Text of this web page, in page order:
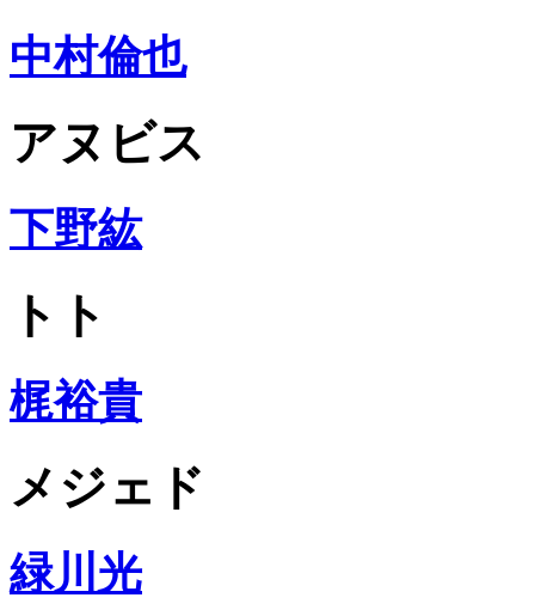
中村倫也
アヌビス
下野紘
トト
梶裕貴
メジェド
緑川光